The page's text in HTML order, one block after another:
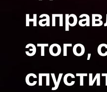
этого,